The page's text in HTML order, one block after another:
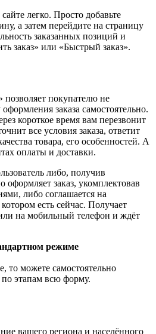
легко. Просто добавьте
а затем перейдите на страницу
заказанных позиций и
заказ» или «Быстрый заказ».
покупателю не
заказа самостоятельно.
короткое время вам перезвонит
все условия заказа, ответит
товара, его особенностей. А
оплаты и доставки.
либо, получив
оформляет заказ, укомплектовав
либо соглашается на
есть сейчас. Получает
на мобильный телефон и ждёт
режиме
то можете самостоятельно
по этапам всю форму.
вашего региона и населённого